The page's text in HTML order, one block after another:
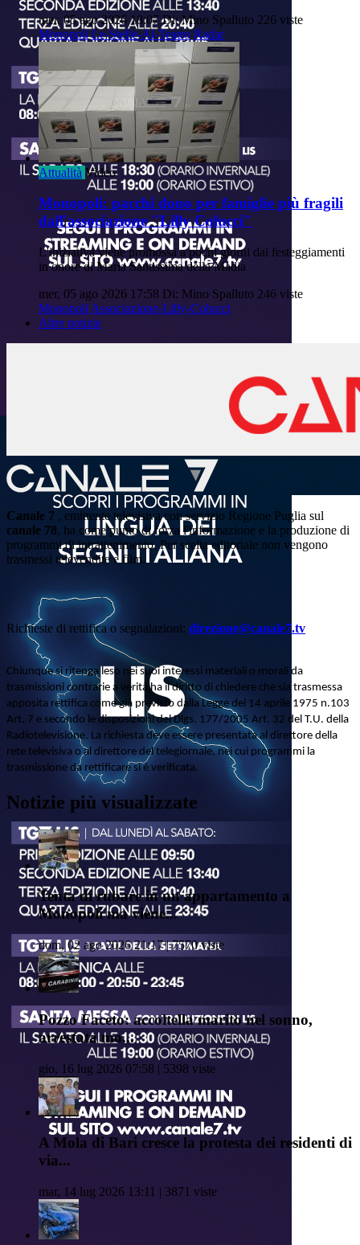
mer, 05 ago 2026 18:07 Di: Mino Spalluto 226 viste
Monopoli Le-Stelle-Al-Teatro Radar
Attualità Video
Monopoli: pacchi dono per famiglie più fragili
dall'associazione "Lilly Colucci"
L'iniziativa viene promossa a pochi giorni dai festeggiamenti
in onore di Maria Santissima della Madia
mer, 05 ago 2026 17:58 Di: Mino Spalluto 246 viste
Monopoli Associazione-Lilly-Colucci
Altre notizie
Canale 7 , emittente televisiva con servizio Regione Puglia sul
canale 78, ha come punto di forza l'informazione e la produzione di
programmi di intrattenimento. Per scelta editoriale non vengono
trasmessi televendite e film.
Richieste di rettifica o segnalazioni: direzione@canale7.tv
Chiunque si ritenga leso nei suoi interessi materiali o morali da
trasmissioni contrarie a verità ha il diritto di chiedere che sia trasmessa
apposita rettifica come già previsto dalla Legge del 14 aprile 1975 n.103
Art. 7 e secondo le disposizioni del Dlgs. 177/2005 Art. 32 del T.U. della
Radiotelevisione. La richiesta deve essere presentata al direttore della
rete televisiva o al direttore del telegiornale, nei cui programmi la
trasmissione da rettificare si è verificata.
Notizie più visualizzate
Tenta di rubare in un appartamento a
Monopoli ma viene...
dom, 02 ago 2026 21:17 | 7570 viste
Pozzo Faceto: accoltella marito nel sonno,
arrestata mo...
gio, 16 lug 2026 07:58 | 5398 viste
A Mola di Bari cresce la protesta dei residenti di
via...
mar, 14 lug 2026 13:11 | 3871 viste